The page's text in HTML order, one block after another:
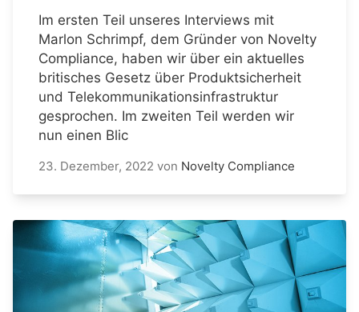
Im ersten Teil unseres Interviews mit
Marlon Schrimpf, dem Gründer von Novelty
Compliance, haben wir über ein aktuelles
britisches Gesetz über Produktsicherheit
und Telekommunikationsinfrastruktur
gesprochen. Im zweiten Teil werden wir
nun einen Blic
23. Dezember, 2022 von Novelty Compliance